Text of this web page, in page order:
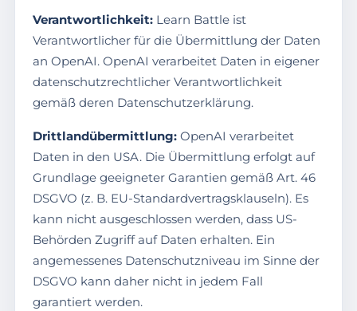
Verantwortlichkeit: Learn Battle ist
Verantwortlicher für die Übermittlung der Daten
an OpenAI. OpenAI verarbeitet Daten in eigener
datenschutzrechtlicher Verantwortlichkeit
gemäß deren Datenschutzerklärung.
Drittlandübermittlung: OpenAI verarbeitet
Daten in den USA. Die Übermittlung erfolgt auf
Grundlage geeigneter Garantien gemäß Art. 46
DSGVO (z. B. EU-Standardvertragsklauseln). Es
kann nicht ausgeschlossen werden, dass US-
Behörden Zugriff auf Daten erhalten. Ein
angemessenes Datenschutzniveau im Sinne der
DSGVO kann daher nicht in jedem Fall
garantiert werden.